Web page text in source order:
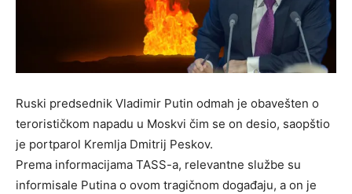
Ruski predsednik Vladimir Putin odmah je obavešten o
terorističkom napadu u Moskvi čim se on desio, saopštio
je portparol Kremlja Dmitrij Peskov.
Prema informacijama TASS-a, relevantne službe su
informisale Putina o ovom tragičnom događaju, a on je